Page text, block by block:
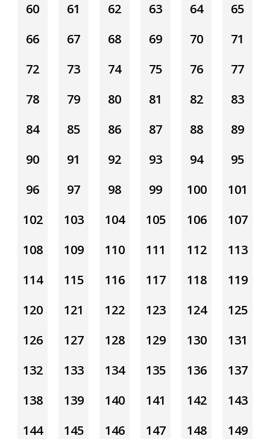
60
61 62 63 64
65
66
67 68 69 70
71
72
73 74 75 76
77
78
79 80 81 82
83
84
85 86 87 88
89
90
91 92 93 94
95
96
97 98 99 100
101
102
103 104 105 106
107
108
109 110 111 112
113
114
115 116 117 118
119
120
121 122 123 124
125
126
127 128 129 130
131
132
133 134 135 136
137
138
139 140 141 142
143
144
145 146 147 148
149